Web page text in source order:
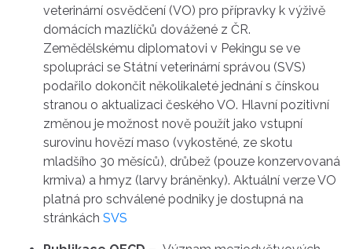
veterinární osvědčení (VO) pro přípravky k výživě
domácích mazlíčků dovážené z ČR.
Zemědělskému diplomatovi v Pekingu se ve
spolupráci se Státní veterinární správou (SVS)
podařilo dokončit několikaleté jednání s čínskou
stranou o aktualizaci českého VO. Hlavní pozitivní
změnou je možnost nově použít jako vstupní
surovinu hovězí maso (vykostěné, ze skotu
mladšího 30 měsíců), drůbež (pouze konzervovaná
krmiva) a hmyz (larvy bráněnky). Aktuální verze VO
platná pro schválené podniky je dostupná na
stránkách SVS